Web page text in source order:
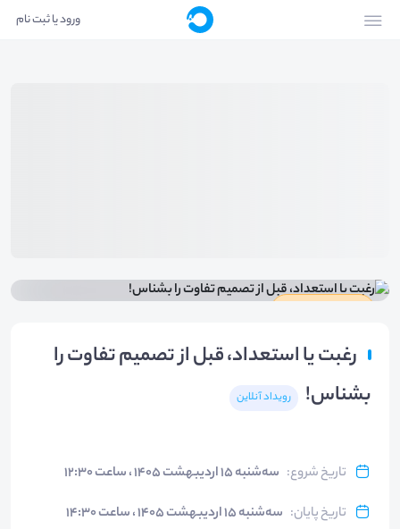
ورود یا ثبت نام
رغبت يا استعداد، قبل از تصميم تفاوت را
بشناس!
رویداد آنلاین
تاریخ شروع: سه‌شنبه ۱۵ اردیبهشت ۱۴۰۵ ، ساعت ۱۲:۳۰
تاریخ پایان: سه‌شنبه ۱۵ اردیبهشت ۱۴۰۵ ، ساعت ۱۴:۳۰